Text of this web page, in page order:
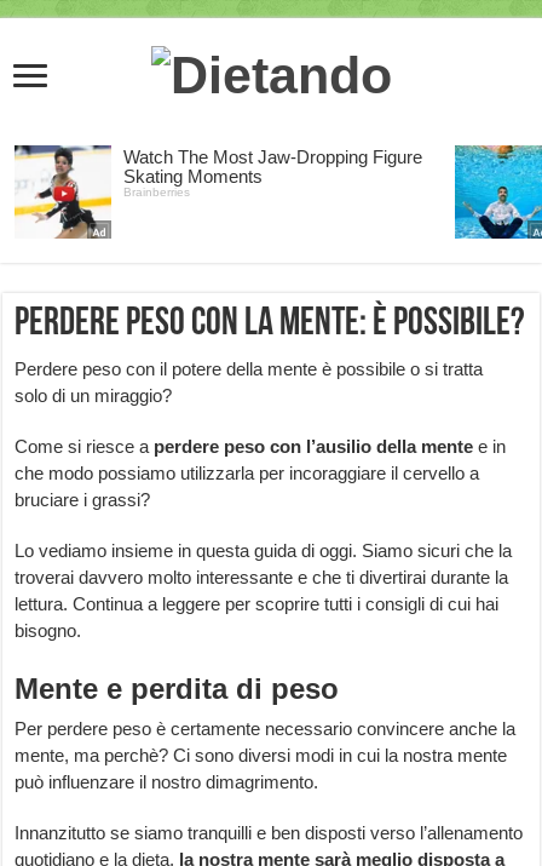
Perdere peso con la mente: è possibile?
Perdere peso con il potere della mente è possibile o si tratta
solo di un miraggio?
Come si riesce a perdere peso con l’ausilio della mente e in
che modo possiamo utilizzarla per incoraggiare il cervello a
bruciare i grassi?
Lo vediamo insieme in questa guida di oggi. Siamo sicuri che la
troverai davvero molto interessante e che ti divertirai durante la
lettura. Continua a leggere per scoprire tutti i consigli di cui hai
bisogno.
Mente e perdita di peso
Per perdere peso è certamente necessario convincere anche la
mente, ma perchè? Ci sono diversi modi in cui la nostra mente
può influenzare il nostro dimagrimento.
Innanzitutto se siamo tranquilli e ben disposti verso l’allenamento
quotidiano e la dieta, la nostra mente sarà meglio disposta a